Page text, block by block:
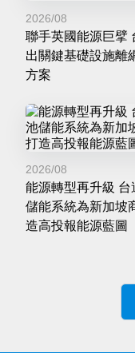
2026/08
聯手英國能源巨擘
出關鍵基礎設施離
方案
2026/08
能源轉型再升級 台
儲能系統為新加坡
造高投報能源藍圖